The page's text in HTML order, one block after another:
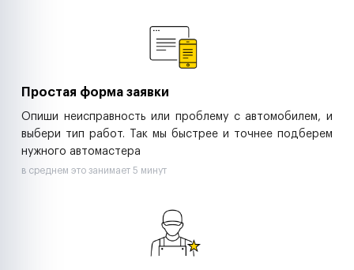
Простая форма заявки
Опиши неисправность или проблему с автомобилем, и
выбери тип работ. Так мы быстрее и точнее подберем
нужного автомастера
в среднем это занимает 5 минут